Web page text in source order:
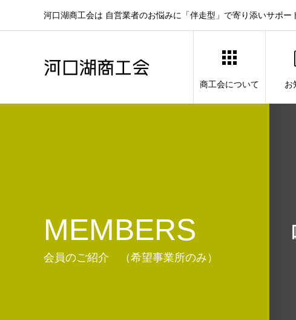
河口湖商工会は 自営業者のお悩みに「伴走型」で寄り添いサポー
商工会について お
MEMBERS
会員のご紹介 （希望事業所のみ）